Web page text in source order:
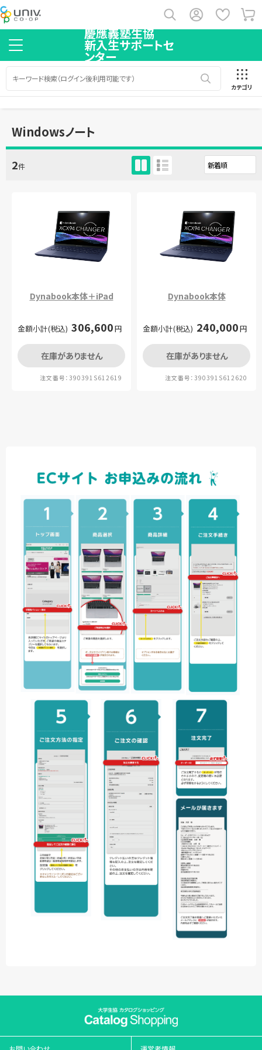
慶應義塾生協
新入生サポートセ
ンター
カテゴリ
Windowsノート
2件
Dynabook本体＋iPad
金額小計(税込) 306,600円
在庫がありません
注文番号：390391S612619
Dynabook本体
金額小計(税込) 240,000円
在庫がありません
注文番号：390391S612620